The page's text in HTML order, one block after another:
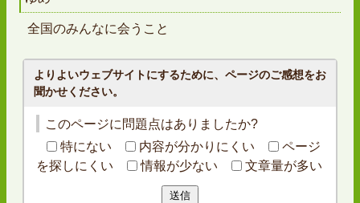
全国のみんなに会うこと
よりよいウェブサイトにするために、ページのご感想をお
聞かせください。
このページに問題点はありましたか?
特にない
内容が分かりにくい
ページ
を探しにくい
情報が少ない 文章量が多い
送信